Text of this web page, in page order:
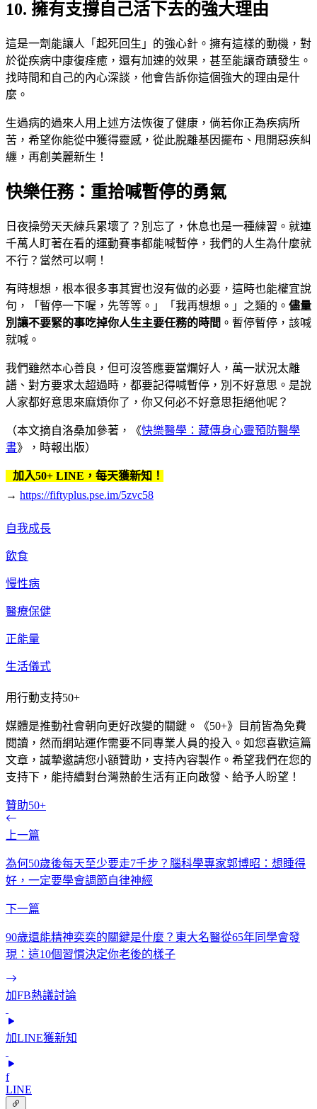
10. 擁有支撐自己活下去的強大理由
這是一劑能讓人「起死回生」的強心針。擁有這樣的動機，對
於從疾病中康復痊癒，還有加速的效果，甚至能讓奇蹟發生。
找時間和自己的內心深談，他會告訴你這個強大的理由是什
麼。
生過病的過來人用上述方法恢復了健康，倘若你正為疾病所
苦，希望你能從中獲得靈感，從此脫離基因擺布、甩開惡疾糾
纏，再創美麗新生！
快樂任務：重拾喊暫停的勇氣
日夜操勞天天練兵累壞了？別忘了，休息也是一種練習。就連
千萬人盯著在看的運動賽事都能喊暫停，我們的人生為什麼就
不行？當然可以啊！
有時想想，根本很多事其實也沒有做的必要，這時也能權宜說
句，「暫停一下喔，先等等。」「我再想想。」之類的。 儘量
別讓不要緊的事吃掉你人生主要任務的時間 。暫停暫停，該喊
就喊。
我們雖然本心善良，但可沒答應要當爛好人，萬一狀況太離
譜、對方要求太超過時，都要記得喊暫停，別不好意思。是說
人家都好意思來麻煩你了，你又何必不好意思拒絕他呢？
（本文摘自洛桑加參著，《快樂醫學：藏傳身心靈預防醫學
書》，時報出版）
加入50+ LINE，每天獲新知！
→ https://fiftyplus.pse.im/5zvc58
自我成長
飲食
慢性病
醫療保健
正能量
生活儀式
用行動支持50+
媒體是推動社會朝向更好改變的關鍵。《50+》目前皆為免費
閱讀，然而網站運作需要不同專業人員的投入。如您喜歡這篇
文章，誠摯邀請您小額贊助，支持內容製作。希望我們在您的
支持下，能持續對台灣熟齡生活有正向啟發、給予人盼望！
贊助50+
上一篇
為何50歲後每天至少要走7千步？腦科學專家郭博昭：想睡得
好，一定要學會調節自律神經
下一篇
90歲還能精神奕奕的關鍵是什麼？東大名醫從65年同學會發
現：這10個習慣決定你老後的樣子
加FB熱議討論
加LINE獲新知
f
LINE